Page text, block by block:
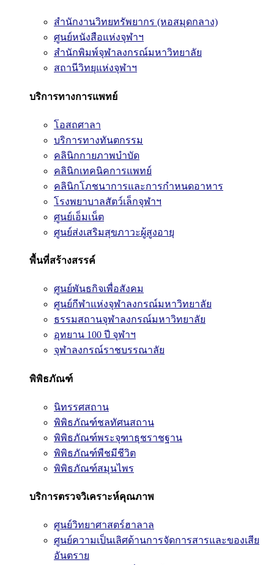
สำนักงานวิทยทรัพยากร (หอสมุดกลาง)
ศูนย์หนังสือแห่งจุฬาฯ
สำนักพิมพ์จุฬาลงกรณ์มหาวิทยาลัย
สถานีวิทยุแห่งจุฬาฯ
บริการทางการแพทย์
โอสถศาลา
บริการทางทันตกรรม
คลินิกกายภาพบำบัด
คลินิกเทคนิคการแพทย์
คลินิกโภชนาการและการกำหนดอาหาร
โรงพยาบาลสัตว์เล็กจุฬาฯ
ศูนย์เอ็มเน็ต
ศูนย์ส่งเสริมสุขภาวะผู้สูงอายุ
พื้นที่สร้างสรรค์
ศูนย์พันธกิจเพื่อสังคม
ศูนย์กีฬาแห่งจุฬาลงกรณ์มหาวิทยาลัย
ธรรมสถานจุฬาลงกรณ์มหาวิทยาลัย
อุทยาน 100 ปี จุฬาฯ
จุฬาลงกรณ์ราชบรรณาลัย
พิพิธภัณฑ์
นิทรรศสถาน
พิพิธภัณฑ์ชลทัศนสถาน
พิพิธภัณฑ์พระจุฑาธุชราชฐาน
พิพิธภัณฑ์พืชมีชีวิต
พิพิธภัณฑ์สมุนไพร
บริการตรวจวิเคราะห์คุณภาพ
ศูนย์วิทยาศาสตร์ฮาลาล
ศูนย์ความเป็นเลิศด้านการจัดการสารและของเสีย
อันตราย